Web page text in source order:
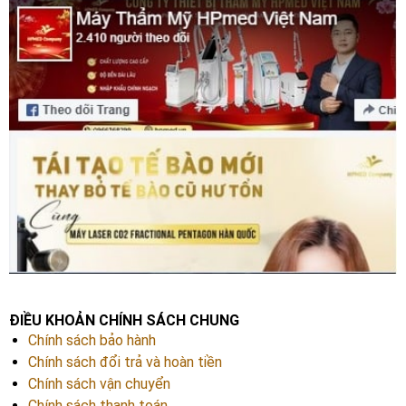
ĐIỀU KHOẢN CHÍNH SÁCH CHUNG
Chính sách bảo hành
Chính sách đổi trả và hoàn tiền
Chính sách vận chuyển